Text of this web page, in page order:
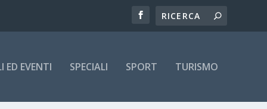
ED EVENTI SPECIALI SPORT TURISMO